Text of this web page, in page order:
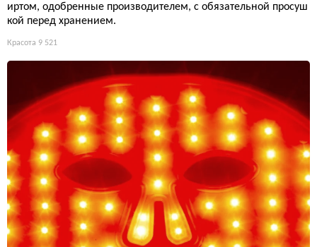
иртом, одобренные производителем, с обязательной просуш
кой перед хранением.
Красота 9 521